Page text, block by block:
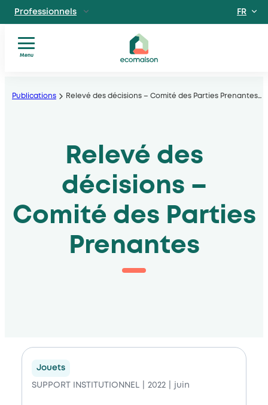
au
Particuliers
Site dédié aux particuliers
Professionnels
Acteurs solidaires, collectivités locales, opérateurs
FR
Menu
êtes
utiles
Publications Relevé des décisions – Comité des Parties Prenantes…
Relevé des
décisions –
Comité des Parties
Prenantes
Jouets
SUPPORT INSTITUTIONNEL 2022 juin